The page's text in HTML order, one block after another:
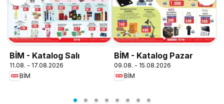
BİM - Katalog Salı
11.08. - 17.08.2026
BİM
BİM - Katalog Pazar
09.08. - 15.08.2026
BİM